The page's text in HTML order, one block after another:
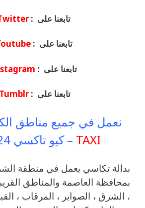
تابعنا على :
تابعنا على :
تابعنا على :
تابعنا على :Tumblr
نعمل في جميع مناطق
TAXI – كيو تاكسي 24 ساعة
بدالة تكاسي يعمل في منطقة
، الشرق ، الصوابر ، المرقاب ،